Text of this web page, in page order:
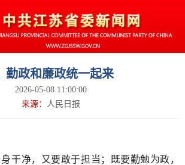
勤政和廉政统一起来
2026-05-08 11:00:00
来源：
人民日报
干净，又要敢于担当；既要勤勉为政，